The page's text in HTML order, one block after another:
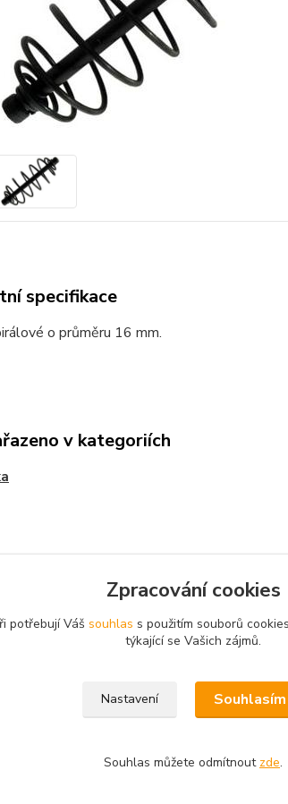
specifikace
o průměru 16 mm.
v kategoriích
Zpracování cookies
potřebují Váš souhlas s použitím souborů
týkající se Vašich zájmů.
Nastavení Souhlasím
Souhlas můžete odmítnout zde.